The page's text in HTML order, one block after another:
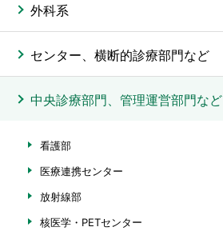
外科系
センター、横断的診療部門など
中央診療部門、管理運営部門など
看護部
医療連携センター
放射線部
核医学・PETセンター